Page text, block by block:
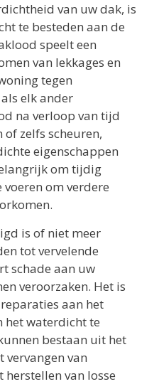
van uw dak, is
te besteden aan de
speelt een
van lekkages en
tegen
elk ander
na verloop van tijd
zelfs scheuren,
eigenschappen
om tijdig
om verdere
is of niet meer
tot vervelende
schade aan uw
veroorzaken. Het is
aan het
het waterdicht te
bestaan uit het
vervangen van
van losse